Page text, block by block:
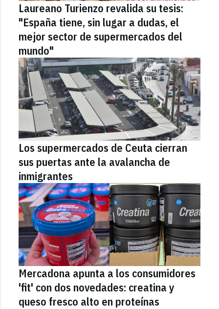
Laureano Turienzo revalida su tesis:
"España tiene, sin lugar a dudas, el
mejor sector de supermercados del
mundo"
Los supermercados de Ceuta cierran
sus puertas ante la avalancha de
inmigrantes
Mercadona apunta a los consumidores
'fit' con dos novedades: creatina y
queso fresco alto en proteínas